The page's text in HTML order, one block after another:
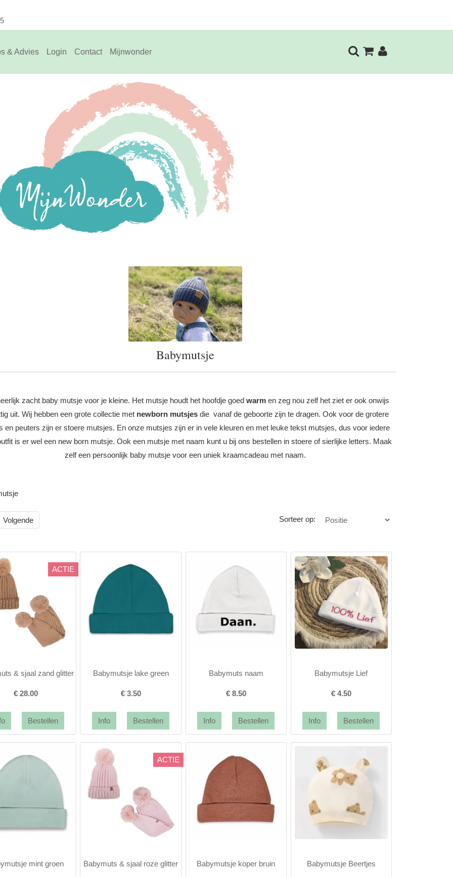
Mijnwonder
Contact
Login
& Advies
Babymutsje
zacht baby mutsje voor je kleine. Het mutsje houdt het hoofdje goed warm en zeg nou zelf het ziet er ook onwijs
uit. Wij hebben een grote collectie met newborn mutsjesdie vanaf de geboorte zijn te dragen. Ook voor de grotere
en peuters zijn er stoere mutsjes. En onze mutsjes zijn er in vele kleuren en met leuke tekst mutsjes, dus voor iedere
is er wel een new born mutsje. Ook een mutsje met naam kunt u bij ons bestellen in stoere ofsierlijke letters. Maak
zelf een persoonlijk baby mutsje voor een uniek kraamcadeau met naam.
Sorteer op:
Volgende
ACTIE
& sjaal zand glitter
€ 28.00
Babymutsje lake green
€ 3.50
Babymuts naam
€ 8.50
Babymutsje Lief
€ 4.50
mint groen
ACTIE
Babymuts & sjaal roze glitter Babymutsje koper bruin Babymutsje Beertjes